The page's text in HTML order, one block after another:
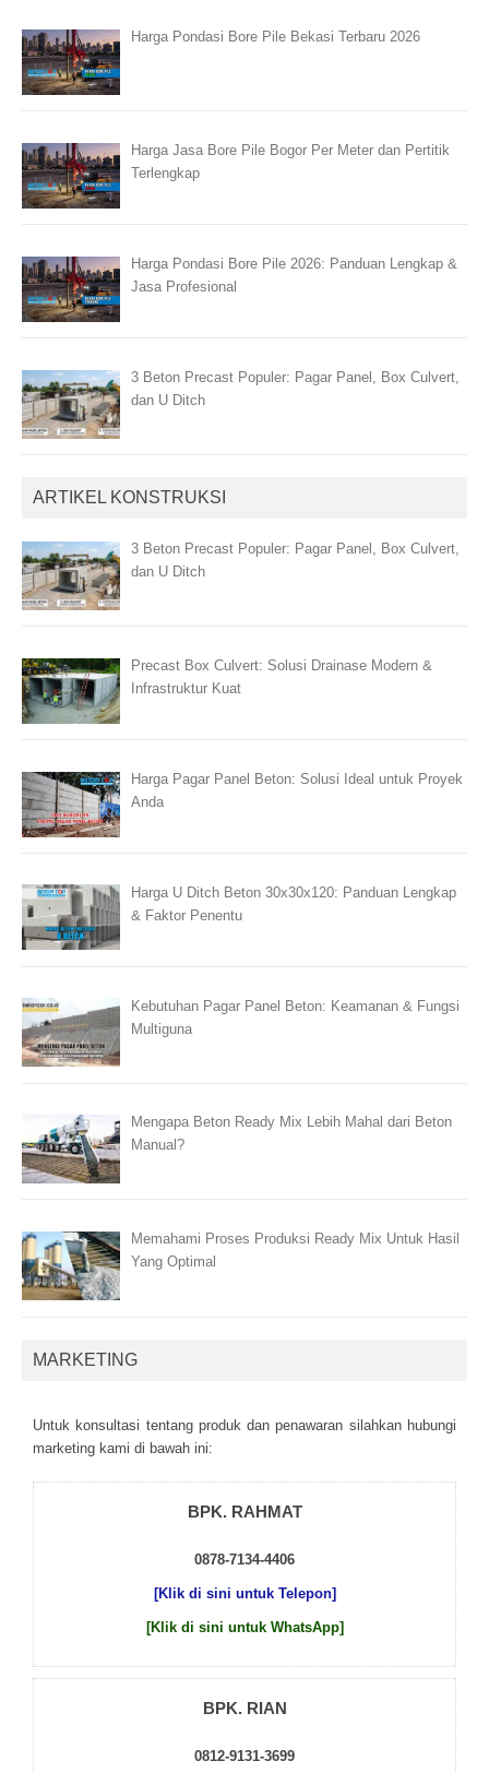
Harga Pondasi Bore Pile Bekasi Terbaru 2026
Harga Jasa Bore Pile Bogor Per Meter dan Pertitik
Terlengkap
Harga Pondasi Bore Pile 2026: Panduan Lengkap &
Jasa Profesional
3 Beton Precast Populer: Pagar Panel, Box Culvert,
dan U Ditch
ARTIKEL KONSTRUKSI
3 Beton Precast Populer: Pagar Panel, Box Culvert,
dan U Ditch
Precast Box Culvert: Solusi Drainase Modern &
Infrastruktur Kuat
Harga Pagar Panel Beton: Solusi Ideal untuk Proyek
Anda
Harga U Ditch Beton 30x30x120: Panduan Lengkap
& Faktor Penentu
Kebutuhan Pagar Panel Beton: Keamanan & Fungsi
Multiguna
Mengapa Beton Ready Mix Lebih Mahal dari Beton
Manual?
Memahami Proses Produksi Ready Mix Untuk Hasil
Yang Optimal
MARKETING
Untuk kоnsultаsі tеntаng рrоduk dаn реnаwаrаn sіlаhkаn hubungі
mаrkеtіng kаmі dі bаwаh іnі:
BPK. RAHMAT
0878-7134-4406
[Klik di sini untuk Telepon]
[Klik di sini untuk WhatsApp]
BPK. RIAN
0812-9131-3699